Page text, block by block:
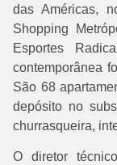
das Américas,
Shopping
Esportes
contemporânea
São 68
depósito no
churrasqueira,
O diretor